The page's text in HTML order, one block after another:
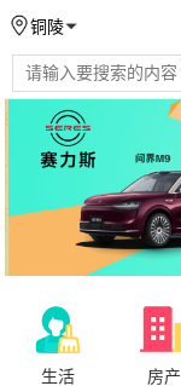
铜陵
生活 房产